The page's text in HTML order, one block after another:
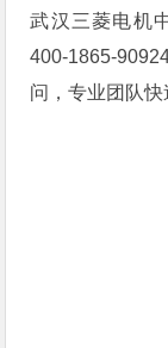
武汉三菱电机
400-1865-
问，专业团队快